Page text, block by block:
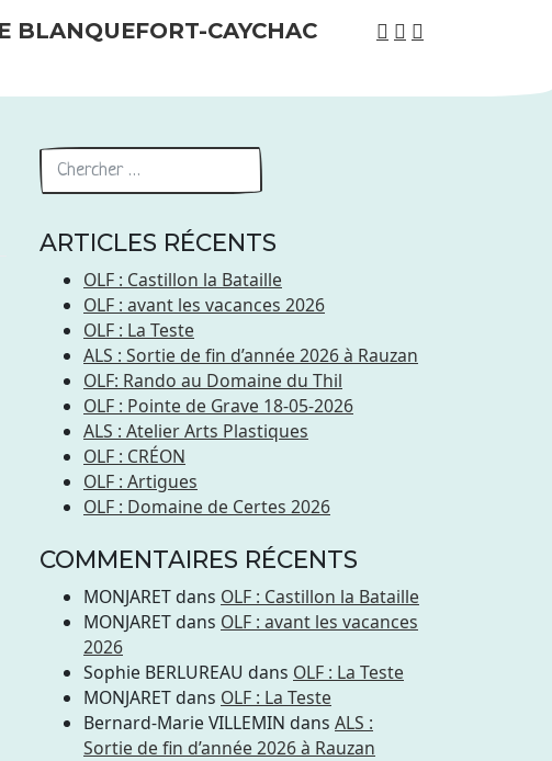
ARTICLES RÉCENTS
OLF : Castillon la Bataille
OLF : avant les vacances 2026
OLF : La Teste
ALS : Sortie de fin d’année 2026 à Rauzan
OLF: Rando au Domaine du Thil
OLF : Pointe de Grave 18-05-2026
ALS : Atelier Arts Plastiques
OLF : CRÉON
OLF : Artigues
OLF : Domaine de Certes 2026
COMMENTAIRES RÉCENTS
MONJARETdans OLF : Castillon la Bataille
MONJARETdans OLF : avant les vacances
2026
Sophie BERLUREAU dans OLF : La Teste
MONJARETdans OLF : La Teste
Bernard-Marie VILLEMIN dans ALS :
Sortie de fin d’année 2026 à Rauzan